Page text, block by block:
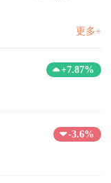
更多+
+7.87%
-3.6%